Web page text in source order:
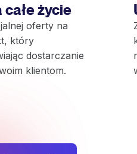
całe życie
oferty na
który
dostarczanie
klientom.